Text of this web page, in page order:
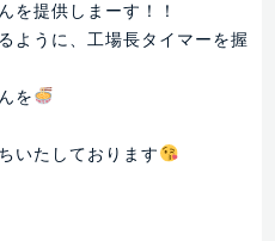
を提供しまーす！！
ように、工場長タイマーを握
を
いたしております